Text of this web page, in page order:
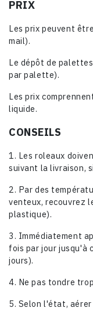
PRIX
Les prix peuvent
mail).
Le dépôt de
par palette).
Les prix
liquide.
CONSEILS
1. Les roleaux
suivant la livraison,
2. Par des
venteux, recouvrez
plastique).
3. Immédiatement
fois par jour jusqu'à
jours).
4. Ne pas tondre
5. Selon l'état,